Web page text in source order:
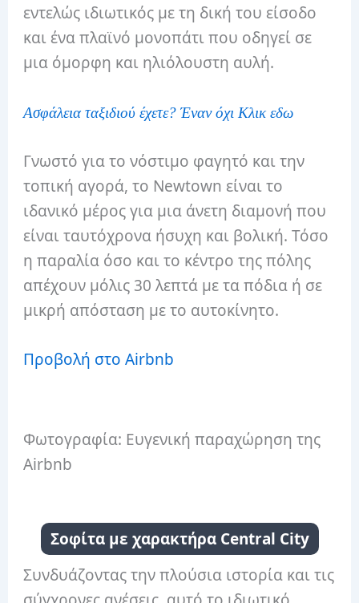
εντελώς ιδιωτικός με τη δική του είσοδο
και ένα πλαϊνό μονοπάτι που οδηγεί σε
μια όμορφη και ηλιόλουστη αυλή.
Ασφάλεια ταξιδιού έχετε? Έναν όχι Κλικ εδω
Γνωστό για το νόστιμο φαγητό και την
τοπική αγορά, το Newtown είναι το
ιδανικό μέρος για μια άνετη διαμονή που
είναι ταυτόχρονα ήσυχη και βολική.Τόσο
η παραλία όσο και το κέντρο της πόλης
απέχουν μόλις 30 λεπτά με τα πόδια ή σε
μικρή απόσταση με το αυτοκίνητο.
Προβολή στο Airbnb
Φωτογραφία: Ευγενική παραχώρηση της
Airbnb
Σοφίτα με χαρακτήρα Central City
Συνδυάζοντας την πλούσια ιστορία και τις